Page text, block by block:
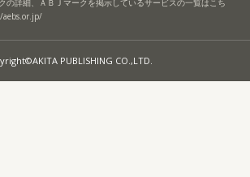
の詳細、ＡＢＪマークを掲示しているサービスの一覧はこち
PUBLISHING CO.,LTD.